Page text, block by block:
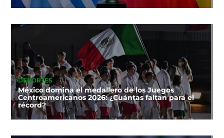
DEPORTES
México domina el medallero de los Juegos
Centroamericanos 2026: ¿Cuántas faltan para el
récord?